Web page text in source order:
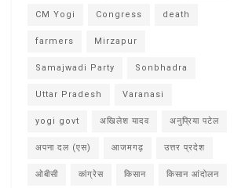
CM Yogi Congress death
farmers Mirzapur
Samajwadi Party Sonbhadra
Uttar Pradesh Varanasi
yogi govt अखिलेश यादव अनुप्रिया पटेल
अपना दल (एस) आजमगढ़ उत्तर प्रदेश
ओबीसी कांग्रेस किसान किसान आंदोलन